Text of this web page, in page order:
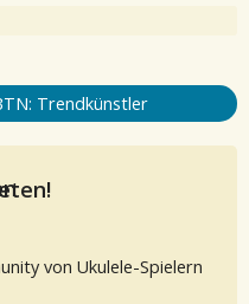
Trendkünstler
von Ukulele-Spielern